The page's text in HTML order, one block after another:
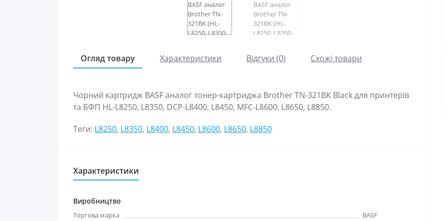
Огляд товару Характеристики Відгуки (0) Схожі товари
Чорний картридж BASF аналог тонер-картриджа Brother TN-321BK Black для принтерів
та БФП HL-L8250, L8350, DCP-L8400, L8450, MFC-L8600, L8650, L8850.
Теги: L8250, L8350, L8400, L8450, L8600, L8650, L8850
Характеристики
Виробництво
Торгова марка
BASF